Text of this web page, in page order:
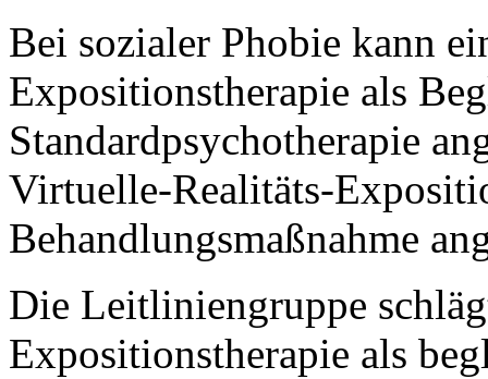
Bei sozialer Phobie kann
Expositionstherapie als
Standardpsychotherapie
Virtuelle-Realitäts-
Behandlungsmaßnahme
Die Leitliniengruppe
Expositionstherapie als